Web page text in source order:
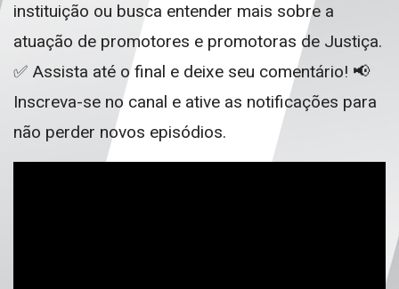
instituição ou busca entender mais sobre a
atuação de promotores e promotoras de Justiça.
✅ Assista até o final e deixe seu comentário! 📢
Inscreva-se no canal e ative as notificações para
não perder novos episódios.